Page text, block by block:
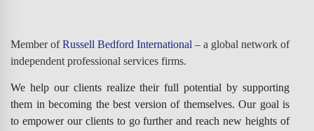
Member ofRussell Bedford International – a global network of
independent professional services firms.
We help our clients realize their full potential by supporting
them in becoming the best version of themselves. Our goal is
to empower our clients to go further and reach new heights of